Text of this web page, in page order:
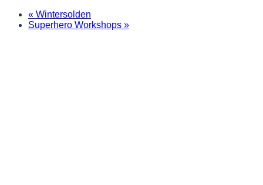
« Wintersolden
Superhero Workshops »